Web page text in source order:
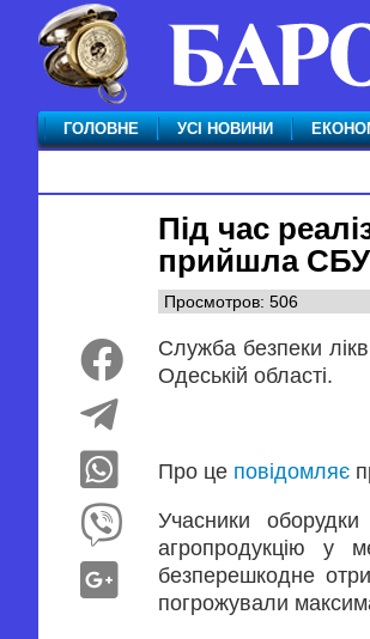
ГОЛОВНЕ УСІ НОВИНИ
Під час
прийшла СБУ
Просмотров: 506
Служба безпеки
Одеській області.
Про це повідомляє
Учасники
агропродукцію у
безперешкодне
погрожували